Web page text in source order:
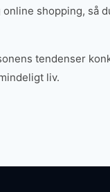
shopping, så
tendenser
liv.